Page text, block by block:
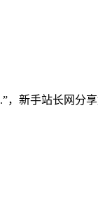
，新手站长网分